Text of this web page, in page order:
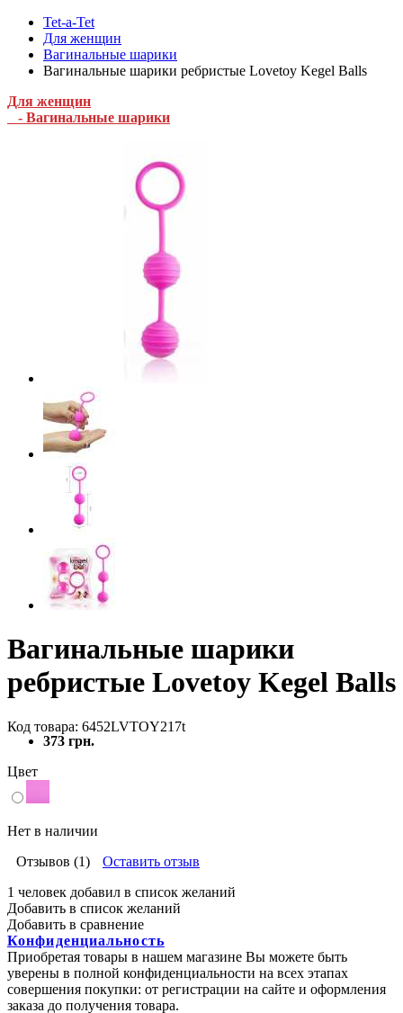
Tet-a-Tet
Для женщин
Вагинальные шарики
Вагинальные шарики ребристые Lovetoy Kegel Balls
Для женщин
- Вагинальные шарики
Вагинальные шарики
ребристые Lovetoy Kegel Balls
Код товара: 6452LVTOY217t
373 грн.
Цвет
Нет в наличии
Отзывов (1)
Оставить отзыв
1 человек добавил в список желаний
Добавить в список желаний
Добавить в сравнение
Конфиденциальность
Приобретая товары в нашем магазине Вы можете быть
уверены в полной конфиденциальности на всех этапах
совершения покупки: от регистрации на сайте и оформления
заказа до получения товара.